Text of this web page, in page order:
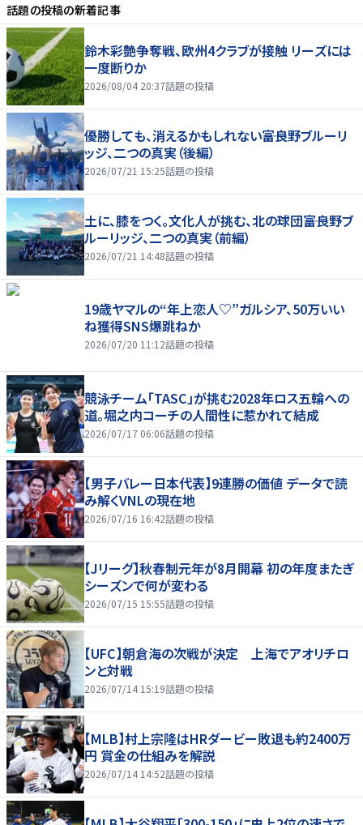
話題の投稿の新着記事
鈴木彩艶争奪戦、欧州4クラブが接触 リーズには
一度断りか
2026/08/04 20:37話題の投稿
優勝しても、消えるかもしれない――富良野ブルーリ
ッジ、二つの真実（後編）
2026/07/21 15:25話題の投稿
土に、膝をつく。文化人が挑む、北の球団――富良野ブ
ルーリッジ、二つの真実（前編）
2026/07/21 14:48話題の投稿
19歳ヤマルの“年上恋人♡”ガルシア、50万いい
ね獲得SNS爆跳ねか
2026/07/20 11:12話題の投稿
競泳チーム「TASC」が挑む2028年ロス五輪への
道。堀之内コーチの人間性に惹かれて結成
2026/07/17 06:06話題の投稿
【男子バレー日本代表】9連勝の価値 データで読
み解くVNLの現在地
2026/07/16 16:42話題の投稿
【Jリーグ】秋春制元年が8月開幕 初の年度またぎ
シーズンで何が変わる
2026/07/15 15:55話題の投稿
【UFC】朝倉海の次戦が決定 上海でアオリチロ
ンと対戦
2026/07/14 15:19話題の投稿
【MLB】村上宗隆はHRダービー敗退も約2400万
円 賞金の仕組みを解説
2026/07/14 14:52話題の投稿